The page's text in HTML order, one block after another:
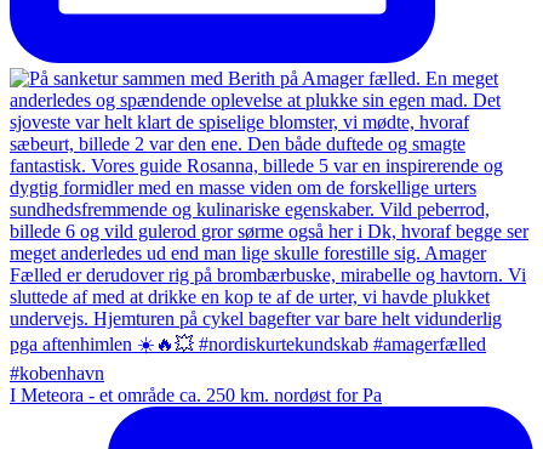
I Meteora - et område ca. 250 km. nordøst for Pa